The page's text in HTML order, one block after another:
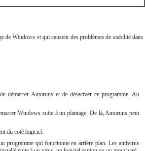
de Windows et qui causent des problèmes de stabilité dans
démarrer Autoruns et de désactver ce programme. Au
Windows suite à un plantage. De là, Autoruns peut
du coté logiciel.
programme qui fonctionne en arrière plan. Les antivirus